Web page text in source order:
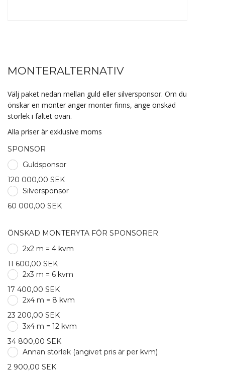
MONTERALTERNATIV
Välj paket nedan mellan guld eller silversponsor. Om du
önskar en monter anger monter finns, ange önskad
storlek i fältet ovan.
Alla priser är exklusive moms
SPONSOR
Guldsponsor
120 000,00 SEK
Silversponsor
60 000,00 SEK
ÖNSKAD MONTERYTA FÖR SPONSORER
2x2 m = 4 kvm
11 600,00 SEK
2x3 m = 6 kvm
17 400,00 SEK
2x4 m = 8 kvm
23 200,00 SEK
3x4 m = 12 kvm
34 800,00 SEK
Annan storlek (angivet pris är per kvm)
2 900,00 SEK